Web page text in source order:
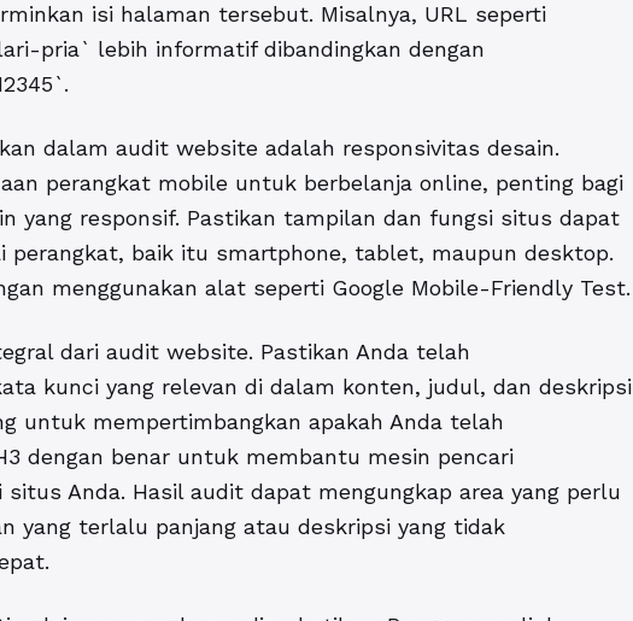
isi halaman tersebut. Misalnya, URL seperti
pria` lebih informatif dibandingkan dengan
dalam audit website adalah responsivitas desain.
perangkat mobile untuk berbelanja online, penting bagi
yang responsif. Pastikan tampilan dan fungsi situs dapat
perangkat, baik itu smartphone, tablet, maupun desktop.
menggunakan alat seperti Google Mobile-Friendly Test.
dari audit website. Pastikan Anda telah
kunci yang relevan di dalam konten, judul, dan deskripsi
untuk mempertimbangkan apakah Anda telah
dengan benar untuk membantu mesin pencari
Anda. Hasil audit dapat mengungkap area yang perlu
yang terlalu panjang atau deskripsi yang tidak